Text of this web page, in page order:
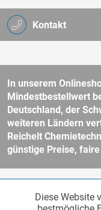
Kontakt
In unserem
Mindestbestellwert
Deutschland, der
weiteren Ländern
Reichelt
günstige Preise,
und ggf.
Funktionale
Diese Website